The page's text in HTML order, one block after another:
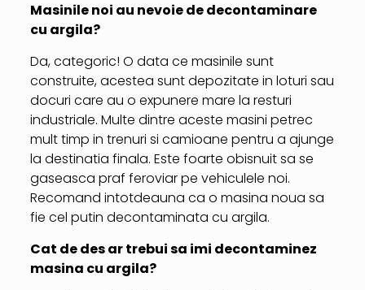
Masinile noi au nevoie de decontaminare
cu argila?
Da, categoric! O data ce masinile sunt
construite, acestea sunt depozitate in loturi sau
docuri care au o expunere mare la resturi
industriale. Multe dintre aceste masini petrec
mult timp in trenuri si camioane pentru a ajunge
la destinatia finala. Este foarte obisnuit sa se
gaseasca praf feroviar pe vehiculele noi.
Recomand intotdeauna ca o masina noua sa
fie cel putin decontaminata cu argila.
Cat de des ar trebui sa imi decontaminez
masina cu argila?